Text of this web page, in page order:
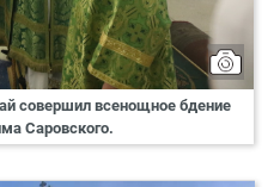
совершил всенощное бдение
Саровского.